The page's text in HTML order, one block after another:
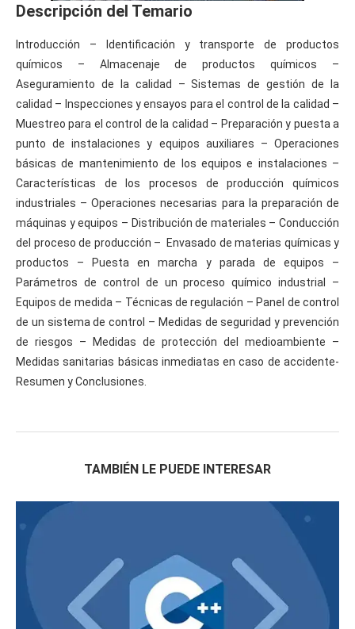
Descripción del Temario
Introducción – Identificación y transporte de productos
químicos – Almacenaje de productos químicos –
Aseguramiento de la calidad – Sistemas de gestión de la
calidad – Inspecciones y ensayos para el control de la calidad –
Muestreo para el control de la calidad – Preparación y puesta a
punto de instalaciones y equipos auxiliares – Operaciones
básicas de mantenimiento de los equipos e instalaciones –
Características de los procesos de producción químicos
industriales – Operaciones necesarias para la preparación de
máquinas y equipos – Distribución de materiales – Conducción
del proceso de producción – Envasado de materias químicas y
productos – Puesta en marcha y parada de equipos –
Parámetros de control de un proceso químico industrial –
Equipos de medida – Técnicas de regulación – Panel de control
de un sistema de control – Medidas de seguridad y prevención
de riesgos – Medidas de protección del medioambiente –
Medidas sanitarias básicas inmediatas en caso de accidente-
Resumen y Conclusiones.
TAMBIÉN LE PUEDE INTERESAR